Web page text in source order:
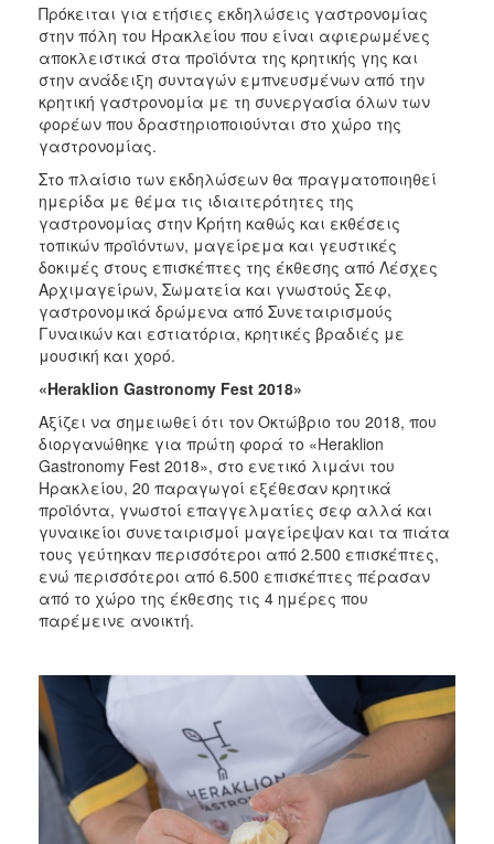
Πρόκειται για ετήσιες εκδηλώσεις γαστρονομίας
στην πόλη του Ηρακλείου που είναι αφιερωμένες
αποκλειστικά στα προϊόντα της κρητικής γης και
στην ανάδειξη συνταγών εμπνευσμένων από την
κρητική γαστρονομία με τη συνεργασία όλων των
φορέων που δραστηριοποιούνται στο χώρο της
γαστρονομίας.
Στο πλαίσιο των εκδηλώσεων θα πραγματοποιηθεί
ημερίδα με θέμα τις ιδιαιτερότητες της
γαστρονομίας στην Κρήτη καθώς και εκθέσεις
τοπικών προϊόντων, μαγείρεμα και γευστικές
δοκιμές στους επισκέπτες της έκθεσης από Λέσχες
Αρχιμαγείρων, Σωματεία και γνωστούς Σεφ,
γαστρονομικά δρώμενα από Συνεταιρισμούς
Γυναικών και εστιατόρια, κρητικές βραδιές με
μουσική και χορό.
«Heraklion Gastronomy Fest 2018»
Αξίζει να σημειωθεί ότι τον Οκτώβριο του 2018, που
διοργανώθηκε για πρώτη φορά το «Heraklion
Gastronomy Fest 2018», στο ενετικό λιμάνι του
Ηρακλείου, 20 παραγωγοί εξέθεσαν κρητικά
προϊόντα, γνωστοί επαγγελματίες σεφ αλλά και
γυναικείοι συνεταιρισμοί μαγείρεψαν και τα πιάτα
τους γεύτηκαν περισσότεροι από 2.500 επισκέπτες,
ενώ περισσότεροι από 6.500 επισκέπτες πέρασαν
από το χώρο της έκθεσης τις 4 ημέρες που
παρέμεινε ανοικτή.